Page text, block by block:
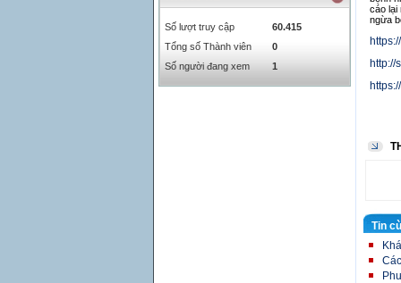
Số lượt truy cập
60.415
Tổng số Thành viên
0
Số người đang xem
1
cáo lại
ngừa
http://
Tin